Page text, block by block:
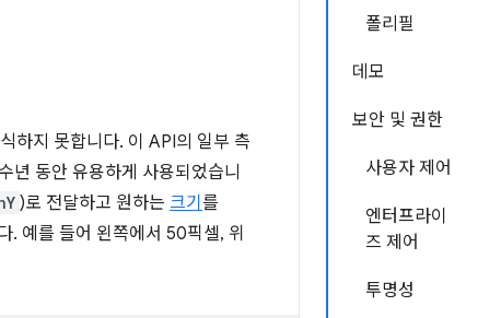
폴리필
데모
보안 및 권한
사용자 제어
엔터프라이
즈 제어
투명성
하지 못합니다. 이 API의 일부 측
년 동안 유용하게 사용되었습니
)로 전달하고 원하는 크기 를
. 예를 들어 왼쪽에서 50픽셀, 위